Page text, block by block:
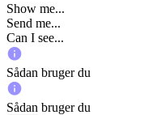
Show me...
Send me...
Can I see...
Sådan bruger du
Sådan bruger du